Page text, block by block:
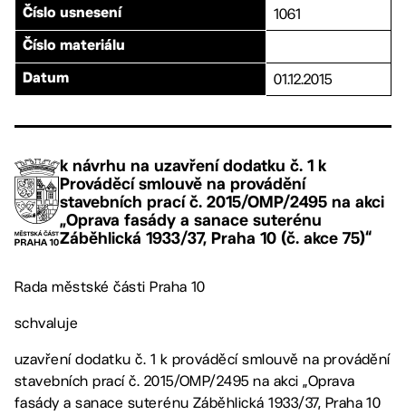
Číslo usnesení 1061
Číslo materiálu
Datum 01.12.2015
k návrhu na uzavření dodatku č. 1 k
Prováděcí smlouvě na provádění
stavebních prací č. 2015/OMP/2495 na akci
„Oprava fasády a sanace suterénu
Záběhlická 1933/37, Praha 10 (č. akce 75)“
Rada městské části Praha 10
schvaluje
uzavření dodatku č. 1 k prováděcí smlouvě na provádění
stavebních prací č. 2015/OMP/2495 na akci „Oprava
fasády a sanace suterénu Záběhlická 1933/37, Praha 10